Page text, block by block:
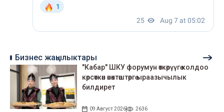
Бизнес жаңылыктары
"Кабар" ШКУ форумун өткөрүүгө колдоо
көрсөткөн өнөктөштөргө ыраазычылык
билдирет
09 Август 2026 2636